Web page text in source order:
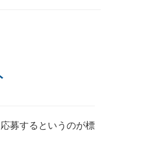
募するというのが標